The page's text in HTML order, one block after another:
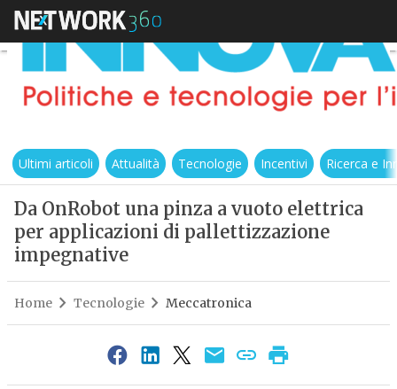
Ultimi articoli Attualità Tecnologie Incentivi Ricerca e
Da OnRobot una pinza a vuoto elettrica
per applicazioni di pallettizzazione
impegnative
Home Tecnologie Meccatronica